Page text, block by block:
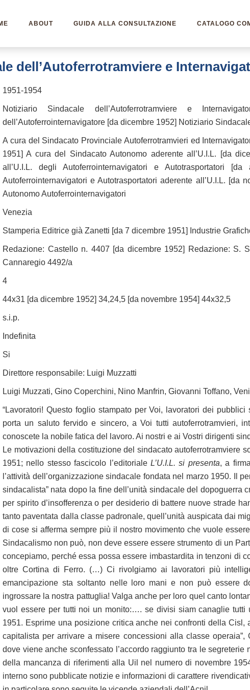
ABOUT GUIDA ALLA CONSULTAZIONE CATALOGO
dell’Autoferrotramviere e
1951-1954
Notiziario Sindacale dell’Autoferrotramviere e
dell’Autoferrointernavigatore [da dicembre 1952] Notiziario
A cura del Sindacato Provinciale Autoferrotramvieri ed
1951] A cura del Sindacato Autonomo aderente all’U.I.L. [da
all’U.I.L. degli Autoferrointernavigatori e Autotrasportatori
Autoferrointernavigatori e Autotrasportatori aderente all’U.I.L.
Autonomo Autoferrointernavigatori
Venezia
Stamperia Editrice già Zanetti [da 7 dicembre 1951] Industrie
Redazione: Castello n. 4407 [da dicembre 1952] Redazione: S.
Cannaregio 4492/a
4
44x31 [da dicembre 1952] 34,24,5 [da novembre 1954] 44x32,5
s.i.p.
Indefinita
Si
Direttore responsabile: Luigi Muzzatti
Luigi Muzzati, Gino Coperchini, Nino Manfrin, Giovanni Toffano,
“Lavoratori! Questo foglio stampato per Voi, lavoratori dei
porta un saluto fervido e sincero, a Voi tutti autoferrotramvieri,
conoscete la nobile fatica del lavoro. Ai nostri e ai Vostri dirigenti
Le motivazioni della costituzione del sindacato autoferrotramviere
1951; nello stesso fascicolo l’editorialeL’U.I.L. si presenta, a
l’attività dell’organizzazione sindacale fondata nel marzo 1950. Il
sindacalista” nata dopo la fine dell’unità sindacale del dopoguerra
per spirito d’insofferenza o per desiderio di battere nuove strade
tanto paventata dalla classe padronale, quell’unità auspicata dai
di cose si afferma sempre più il nostro movimento che vuole
Sindacalismo non può, non deve essere essere strumento di un
concepiamo, perché essa possa essere imbastardita in tenzoni di
oltre Cortina di Ferro. (…) Ci rivolgiamo ai lavoratori più
emancipazione sta soltanto nelle loro mani e non può essere
ingrossare la nostra pattuglia! Valga anche per loro quel canto
vuol essere per tutti noi un monito:…. se divisi siam canaglie tutti
1951. Esprime una posizione critica anche nei confronti della Cisl,
capitalista per arrivare a misere concessioni alla classe operaia”,
dove viene anche sconfessato l’accordo raggiunto tra le
della mancanza di riferimenti alla Uil nel numero di novembre
interno sono pubblicate notizie e informazioni di carattere